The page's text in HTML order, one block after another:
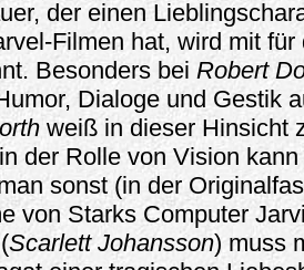
der einen
Filmen hat, wird mit
Besonders bei Robert
Dialoge und Gestik
weiß in dieser Hinsicht
der Rolle von Vision
sonst (in der
von Starks Computer
Scarlett Johansson) muss